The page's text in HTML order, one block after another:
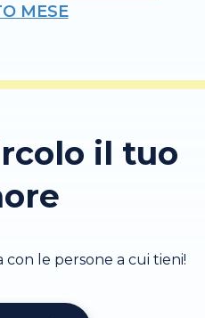
MESE
il tuo
con le persone a cui tieni!